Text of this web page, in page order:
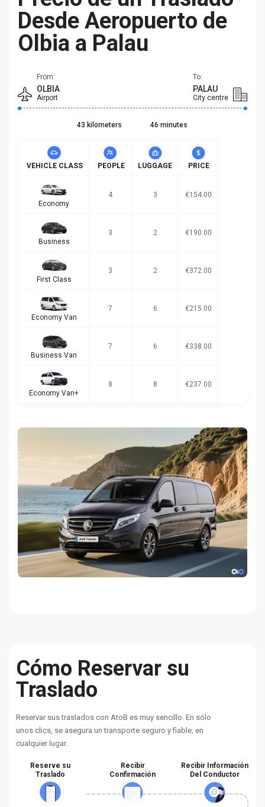
Desde Aeropuerto de
Olbia a Palau
From:
OLBIA
Airport
To:
PALAU
City centre
43 kilometers 46 minutes
VEHICLE CLASS PEOPLE LUGGAGE PRICE
Economy
4 3 €154.00
Business
3 2 €190.00
First Class
3 2 €372.00
Economy Van
7 6 €215.00
Business Van
7 6 €338.00
Economy Van+
8 8 €237.00
Cómo Reservar su
Traslado
Reservar sus traslados con AtoB es muy sencillo. En sólo
unos clics, se asegura un transporte seguro y fiable, en
cualquier lugar.
Reserve su
Traslado
Recibir
Confirmación
Recibir Información
Del Conductor